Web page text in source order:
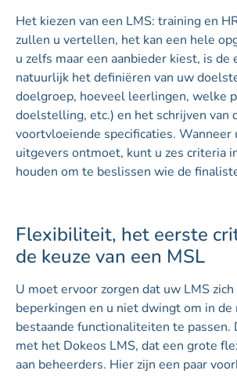
Het kiezen van een LMS: training en
zullen u vertellen, het kan een hele
u zelfs maar een aanbieder kiest, is de
natuurlijk het definiëren van uw
doelgroep, hoeveel leerlingen, welke
doelstelling, etc.) en het schrijven van
voortvloeiende specificaties. Wanneer
uitgevers ontmoet, kunt u zes criteria
houden om te beslissen wie de
Flexibiliteit, het eerste
de keuze van een MSL
U moet ervoor zorgen dat uw LMS
beperkingen en u niet dwingt om in de
bestaande functionaliteiten te passen.
met het Dokeos LMS, dat een grote
aan beheerders. Hier zijn een paar